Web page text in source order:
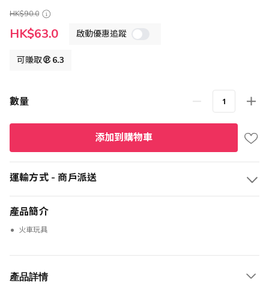
HK$90.0
特
殊
HK$63.0 啟動優惠追蹤
可賺取 6.3
數量
添加到購物車
運輸方式 - 商戶派送
產品簡介
火車玩具
產品詳情